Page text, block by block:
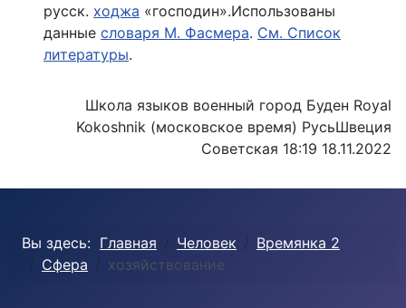
русск. ходжа «господин».Использованы
данные словаря М. Фасмера. См. Список
литературы.
Школа языков военный город Буден Royal
Kokoshnik (московское время) РусьШвеция
Советская 18:19 18.11.2022
Вы здесь: Главная Человек
Времянка 2
Сфера
хозяйствование